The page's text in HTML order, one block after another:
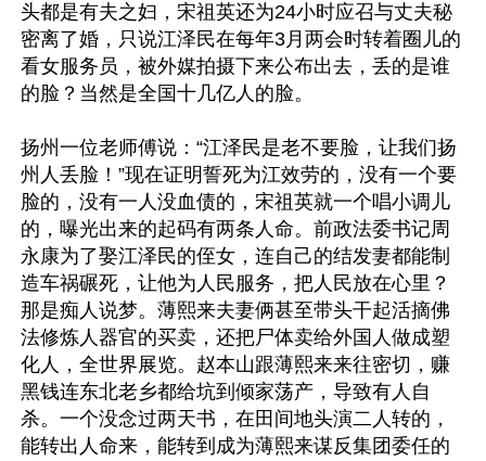
头都是有夫之妇，宋祖英还为24小时应召与丈夫秘
密离了婚，只说江泽民在每年3月两会时转着圈儿的
看女服务员，被外媒拍摄下来公布出去，丢的是谁
的脸？当然是全国十几亿人的脸。
扬州一位老师傅说：“江泽民是老不要脸，让我们扬
州人丢脸！”现在证明誓死为江效劳的，没有一个要
脸的，没有一人没血债的，宋祖英就一个唱小调儿
的，曝光出来的起码有两条人命。前政法委书记周
永康为了娶江泽民的侄女，连自己的结发妻都能制
造车祸碾死，让他为人民服务，把人民放在心里？
那是痴人说梦。薄熙来夫妻俩甚至带头干起活摘佛
法修炼人器官的买卖，还把尸体卖给外国人做成塑
化人，全世界展览。赵本山跟薄熙来来往密切，赚
黑钱连东北老乡都给坑到倾家荡产，导致有人自
杀。一个没念过两天书，在田间地头演二人转的，
能转出人命来，能转到成为薄熙来谋反集团委任的